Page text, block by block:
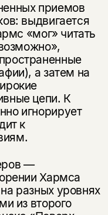
приемов
выдвигается
«мог» читать
а затем на
цепи. К
игнорирует
к
—
Хармса
разных уровнях
из второго